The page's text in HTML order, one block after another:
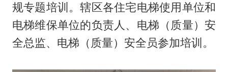
规专题培训。辖区各住宅电梯使用单位和
电梯维保单位的负责人、电梯（质量）安
全总监、电梯（质量）安全员参加培训。